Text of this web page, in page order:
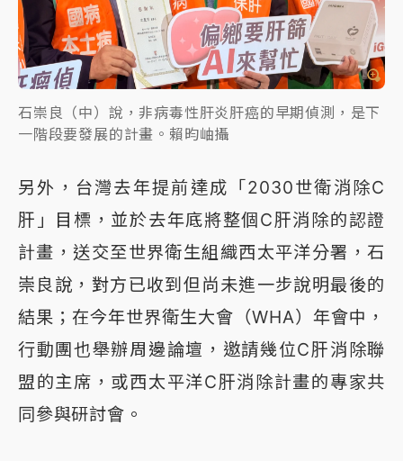
石崇良（中）說，非病毒性肝炎肝癌的早期偵測，是下
一階段要發展的計畫。賴昀岫攝
另外，台灣去年提前達成「2030世衛消除C
肝」目標，並於去年底將整個C肝消除的認證
計畫，送交至世界衛生組織西太平洋分署，石
崇良說，對方已收到但尚未進一步說明最後的
結果；在今年世界衛生大會（WHA）年會中，
行動團也舉辦周邊論壇，邀請幾位C肝消除聯
盟的主席，或西太平洋C肝消除計畫的專家共
同參與研討會。